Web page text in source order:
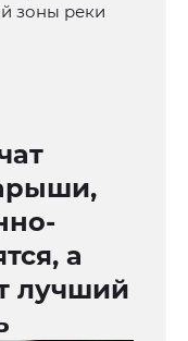
зоны реки
а
лучший